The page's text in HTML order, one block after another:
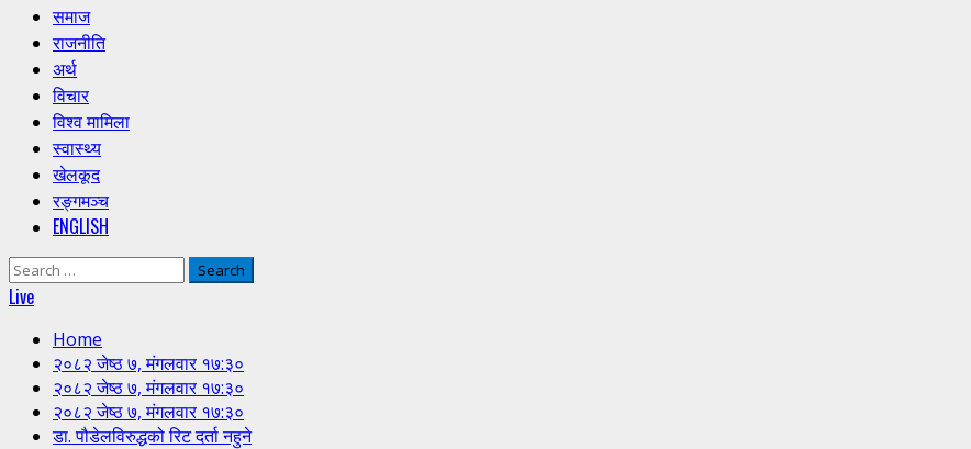
Primary
Menu
समाज
राजनीति
अर्थ
विचार
विश्व मामिला
स्वास्थ्य
खेलकूद
रङ्गमञ्च
ENGLISH
Search
for:
Live
Home
२०८२ जेष्ठ ७, मंगलवार १७:३०
२०८२ जेष्ठ ७, मंगलवार १७:३०
२०८२ जेष्ठ ७, मंगलवार १७:३०
डा. पौडेलविरुद्धको रिट दर्ता नहुने